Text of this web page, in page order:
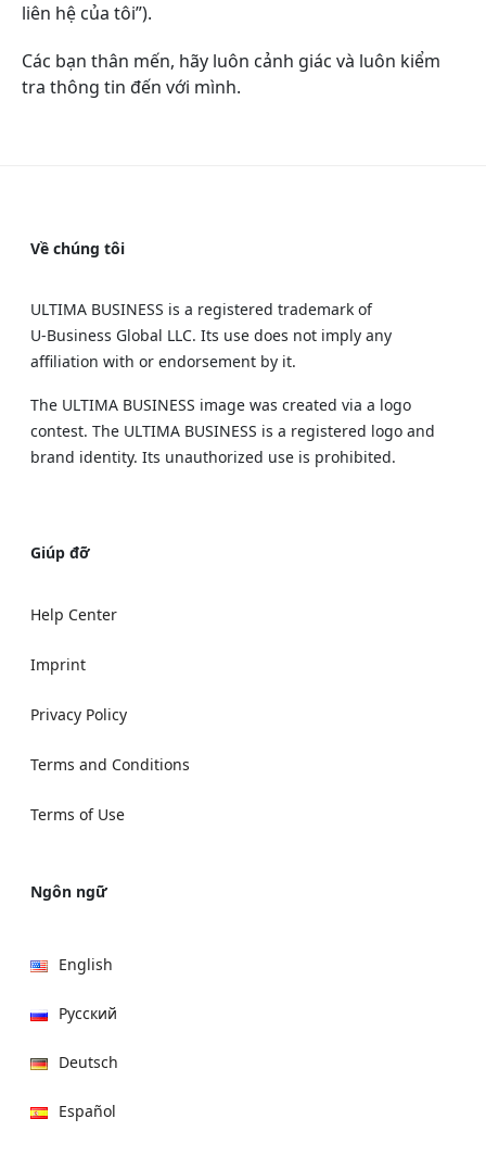
liên hệ của tôi”).
Các bạn thân mến, hãy luôn cảnh giác và luôn kiểm
tra thông tin đến với mình.
Về chúng tôi
ULTIMA BUSINESS is a registered trademark of
U‑Business Global LLC. Its use does not imply any
affiliation with or endorsement by it.
The ULTIMA BUSINESS image was created via a logo
contest. The ULTIMA BUSINESS is a registered logo and
brand identity. Its unauthorized use is prohibited.
Giúp đỡ
Help Center
Imprint
Privacy Policy
Terms and Conditions
Terms of Use
Ngôn ngữ
English
Русский
Deutsch
Español